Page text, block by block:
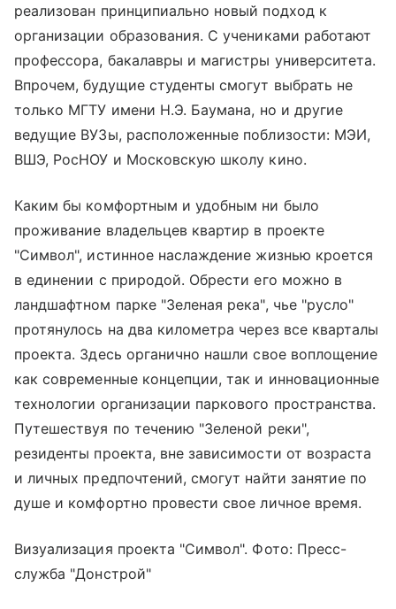
реализован принципиально новый подход к
организации образования. С учениками работают
профессора, бакалавры и магистры университета.
Впрочем, будущие студенты смогут выбрать не
только МГТУ имени Н.Э. Баумана, но и другие
ведущие ВУЗы, расположенные поблизости: МЭИ,
ВШЭ, РосНОУ и Московскую школу кино.
Каким бы комфортным и удобным ни было
проживание владельцев квартир в проекте
"Символ", истинное наслаждение жизнью кроется
в единении с природой. Обрести его можно в
ландшафтном парке "Зеленая река", чье "русло"
протянулось на два километра через все кварталы
проекта. Здесь органично нашли свое воплощение
как современные концепции, так и инновационные
технологии организации паркового пространства.
Путешествуя по течению "Зеленой реки",
резиденты проекта, вне зависимости от возраста
и личных предпочтений, смогут найти занятие по
душе и комфортно провести свое личное время.
Визуализация проекта "Символ". Фото: Пресс-
служба "Донстрой"